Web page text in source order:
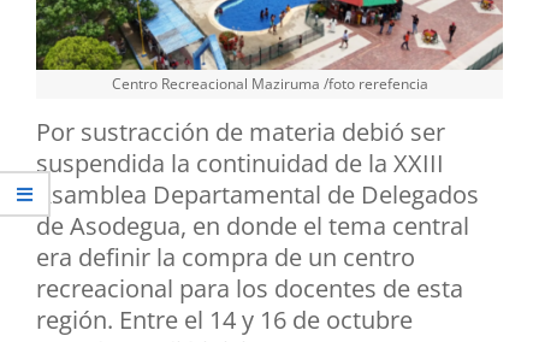
Centro Recreacional Maziruma /foto rerefencia
Por sustracción de materia debió ser
suspendida la continuidad de la XXIII
Asamblea Departamental de Delegados
de Asodegua, en donde el tema central
era definir la compra de un centro
recreacional para los docentes de esta
región. Entre el 14 y 16 de octubre